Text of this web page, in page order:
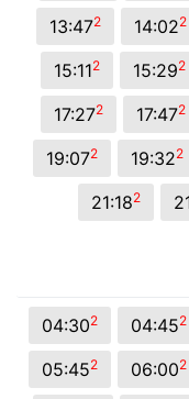
13:472 14:022
15:112 15:292
17:272 17:472
19:072 19:322
21:182
04:302 04:452
05:452 06:002